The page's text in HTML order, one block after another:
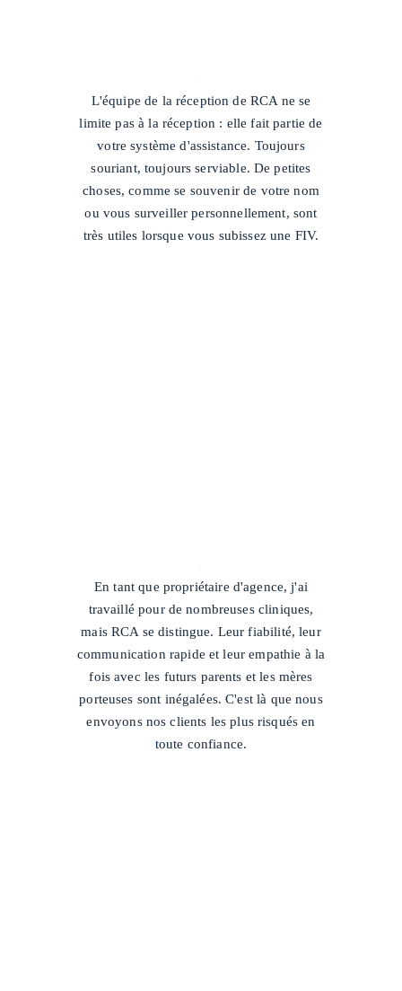
L'équipe de la réception de RCA ne se
limite pas à la réception : elle fait partie de
votre système d'assistance. Toujours
souriant, toujours serviable. De petites
choses, comme se souvenir de votre nom
ou vous surveiller personnellement, sont
très utiles lorsque vous subissez une FIV.
En tant que propriétaire d'agence, j'ai
travaillé pour de nombreuses cliniques,
mais RCA se distingue. Leur fiabilité, leur
communication rapide et leur empathie à la
fois avec les futurs parents et les mères
porteuses sont inégalées. C'est là que nous
envoyons nos clients les plus risqués en
toute confiance.